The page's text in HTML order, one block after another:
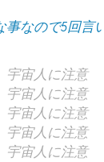
事なので5回言
宇宙人に注意
宇宙人に注意
宇宙人に注意
宇宙人に注意
宇宙人に注意